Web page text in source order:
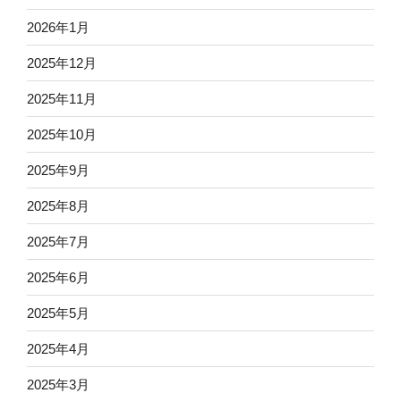
2026年1月
2025年12月
2025年11月
2025年10月
2025年9月
2025年8月
2025年7月
2025年6月
2025年5月
2025年4月
2025年3月